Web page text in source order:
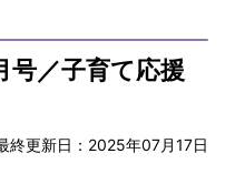
号／子育て応援
終更新日：2025年07月17日